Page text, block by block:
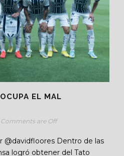
EL MAL
Comments are Off
@davidfloores Dentro de las
logró obtener del Tato